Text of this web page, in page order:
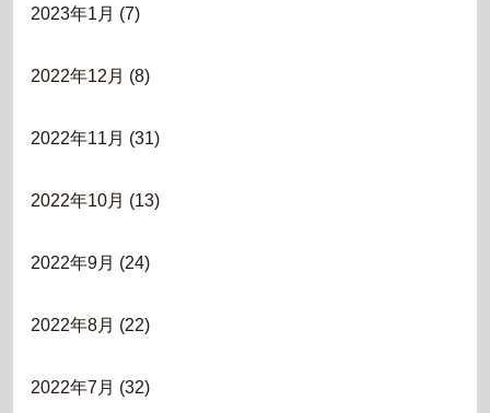
2023年1月 (7)
2022年12月 (8)
2022年11月 (31)
2022年10月 (13)
2022年9月 (24)
2022年8月 (22)
2022年7月 (32)